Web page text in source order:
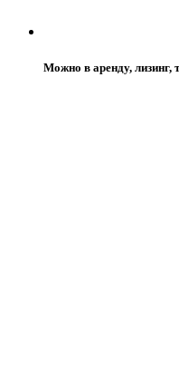
Можно в аренду, лизинг,